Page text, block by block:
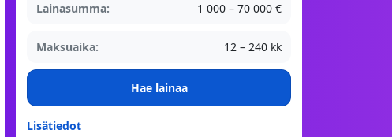
Lainasumma: 1 000 – 70 000 €
Maksuaika: 12 – 240 kk
Hae lainaa
Lisätiedot